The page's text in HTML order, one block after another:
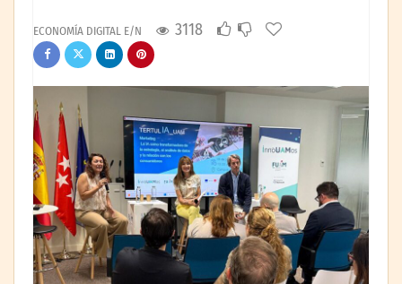
ECONOMÍA DIGITAL E/N 3118